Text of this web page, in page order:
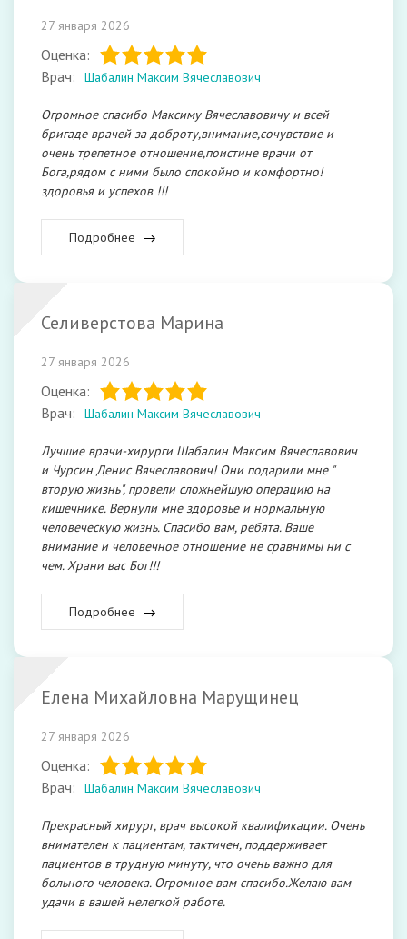
27 января 2026
Оценка:
Врач:
Шабалин Максим Вячеславович
Огромное спасибо Максиму Вячеславовичу и всей
бригаде врачей за доброту,внимание,сочувствие и
очень трепетное отношение,поистине врачи от
Бога,рядом с ними было спокойно и комфортно!
здоровья и успехов !!!
Подробнее
Селиверстова Марина
27 января 2026
Оценка:
Врач:
Шабалин Максим Вячеславович
Лучшие врачи-хирурги Шабалин Максим Вячеславович
и Чурсин Денис Вячеславович! Они подарили мне "
вторую жизнь", провели сложнейшую операцию на
кишечнике. Вернули мне здоровье и нормальную
человеческую жизнь. Спасибо вам, ребята. Ваше
внимание и человечное отношение не сравнимы ни с
чем. Храни вас Бог!!!
Подробнее
Елена Михайловна Марущинец
27 января 2026
Оценка:
Врач:
Шабалин Максим Вячеславович
Прекрасный хирург, врач высокой квалификации. Очень
внимателен к пациентам, тактичен, поддерживает
пациентов в трудную минуту, что очень важно для
больного человека. Огромное вам спасибо.Желаю вам
удачи в вашей нелегкой работе.